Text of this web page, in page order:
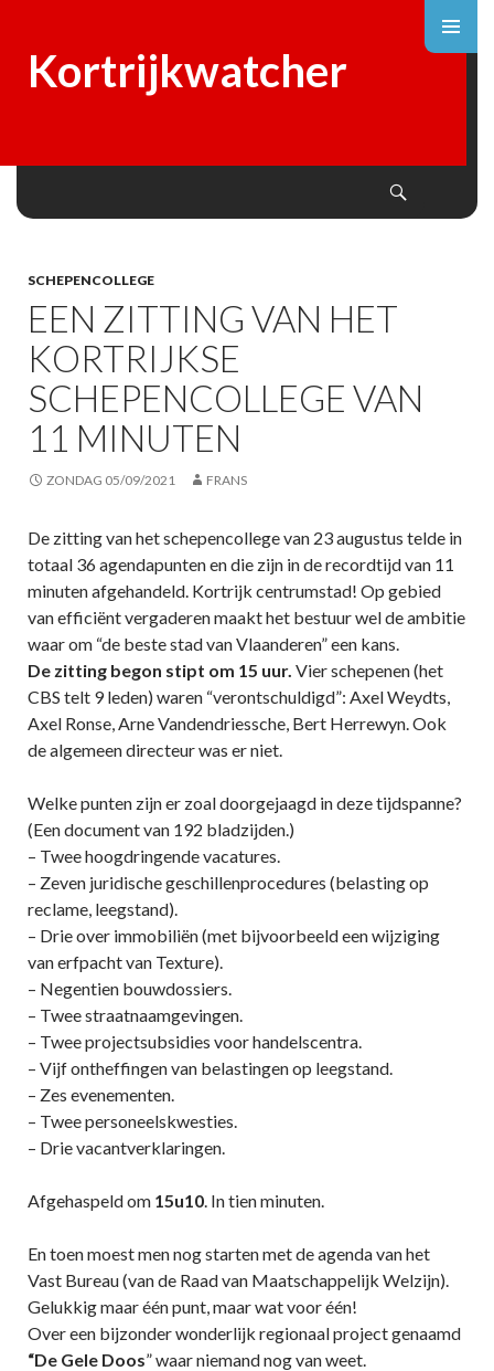
Kortrijkwatcher
SCHEPENCOLLEGE
EEN ZITTING VAN HET
KORTRIJKSE
SCHEPENCOLLEGE VAN
11 MINUTEN
ZONDAG 05/09/2021 FRANS
De zitting van het schepencollege van 23 augustus telde in
totaal 36 agendapunten en die zijn in de recordtijd van 11
minuten afgehandeld. Kortrijk centrumstad! Op gebied
van efficiënt vergaderen maakt het bestuur wel de ambitie
waar om “de beste stad van Vlaanderen” een kans.
De zitting begon stipt om 15 uur. Vier schepenen (het
CBS telt 9 leden) waren “verontschuldigd”: Axel Weydts,
Axel Ronse, Arne Vandendriessche, Bert Herrewyn. Ook
de algemeen directeur was er niet.
Welke punten zijn er zoal doorgejaagd in deze tijdspanne?
(Een document van 192 bladzijden.)
– Twee hoogdringende vacatures.
– Zeven juridische geschillenprocedures (belasting op
reclame, leegstand).
– Drie over immobiliën (met bijvoorbeeld een wijziging
van erfpacht van Texture).
– Negentien bouwdossiers.
– Twee straatnaamgevingen.
– Twee projectsubsidies voor handelscentra.
– Vijf ontheffingen van belastingen op leegstand.
– Zes evenementen.
– Twee personeelskwesties.
– Drie vacantverklaringen.
Afgehaspeld om 15u10. In tien minuten.
En toen moest men nog starten met de agenda van het
Vast Bureau (van de Raad van Maatschappelijk Welzijn).
Gelukkig maar één punt, maar wat voor één!
Over een bijzonder wonderlijk regionaal project genaamd
“De Gele Doos” waar niemand nog van weet.